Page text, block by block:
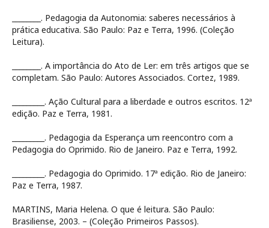
________. Pedagogia da Autonomia: saberes necessários à
prática educativa. São Paulo: Paz e Terra, 1996. (Coleção
Leitura).
________. A importância do Ato de Ler: em três artigos que se
completam. São Paulo: Autores Associados. Cortez, 1989.
_________. Ação Cultural para a liberdade e outros escritos. 12ª
edição. Paz e Terra, 1981.
_________. Pedagogia da Esperança um reencontro com a
Pedagogia do Oprimido. Rio de Janeiro. Paz e Terra, 1992.
_________. Pedagogia do Oprimido. 17ª edição. Rio de Janeiro:
Paz e Terra, 1987.
MARTINS, Maria Helena. O que é leitura. São Paulo:
Brasiliense, 2003. – (Coleção Primeiros Passos).